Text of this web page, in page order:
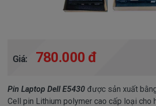
Giá: 780.000 đ
Pin Laptop Dell E5430 được sản xuất
Cell pin Lithium polymer cao cấp loại cho